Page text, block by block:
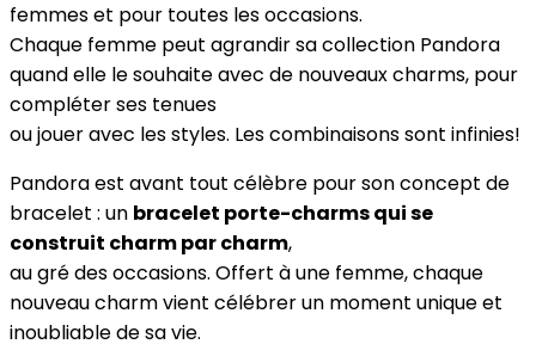
femmes et pour toutes les occasions.
Chaque femme peut agrandir sa collection Pandora
quand elle le souhaite avec de nouveaux charms, pour
compléter ses tenues
ou jouer avec les styles. Les combinaisons sont infinies!
Pandora est avant tout célèbre pour son concept de
bracelet : un bracelet porte-charms qui se
construit charm par charm,
au gré des occasions. Offert à une femme, chaque
nouveau charm vient célébrer un moment unique et
inoubliable de sa vie.